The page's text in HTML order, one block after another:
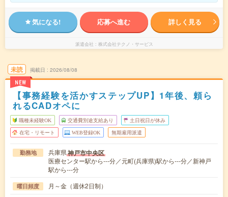
気になる! 応募へ進む 詳しく見る
派遣会社 株式会社テクノ・サービス
未読
NEW
掲載日 2026/08/08
【事務経験を活かすステップUP】1年後、頼ら
れるCADオペに
職種未経験OK 交通費別途支給あり 土日祝日が休み
在宅・リモート WEB登録OK 無期雇用派遣
勤務地 兵庫県神戸市中央区
医療センター駅から---分／元町(兵庫県)駅から---分／新神戸
駅から---分
曜日頻度 月～金（週休2日制）